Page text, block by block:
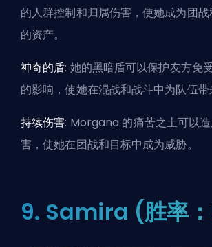
的人群控制和归属伤害，使她成为团
的资产。
神奇的盾: 她的黑暗盾可以保护友方免
的影响，使她在混战和战斗中为队伍带
持续伤害: Morgana 的痛苦之土可以
害 ，使她在团战和目标中成为威胁。
9. Samira (胜率